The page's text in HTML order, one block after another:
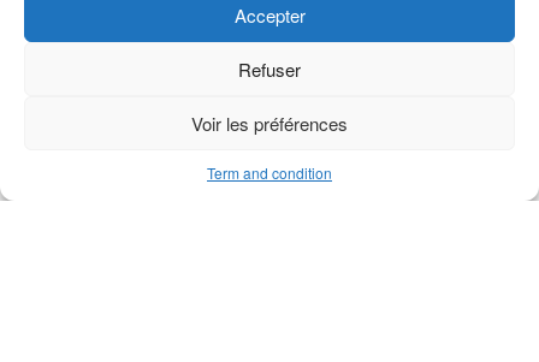
Accepter
Refuser
Voir les préférences
Term and condition